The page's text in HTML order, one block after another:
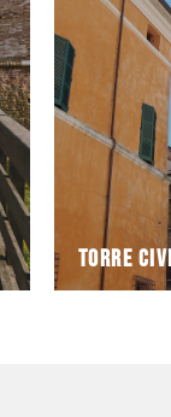
Torre
Torre
La Torre